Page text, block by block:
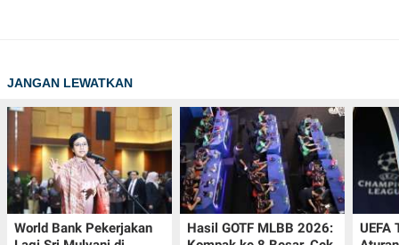
JANGAN LEWATKAN
World Bank Pekerjakan
Hasil GOTF MLBB 2026:
UEFA